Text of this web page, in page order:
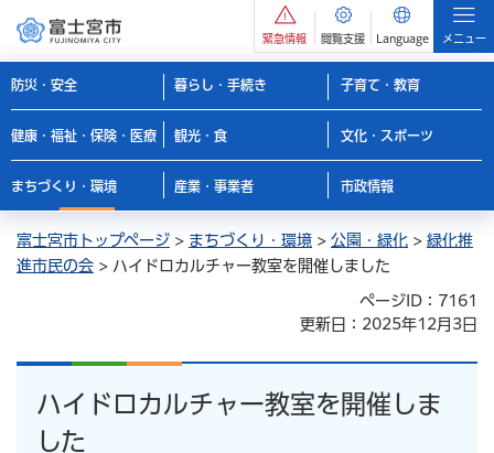
緊急情報 閲覧支援 Language メニュー
防災・安全 暮らし・手続き 子育て・教育
健康・福祉・保険・医療 観光・食 文化・スポーツ
まちづくり・環境 産業・事業者 市政情報
富士宮市トップページ > まちづくり・環境 > 公園・緑化 > 緑化推
進市民の会 > ハイドロカルチャー教室を開催しました
ページID：7161
更新日：2025年12月3日
ハイドロカルチャー教室を開催しま
した